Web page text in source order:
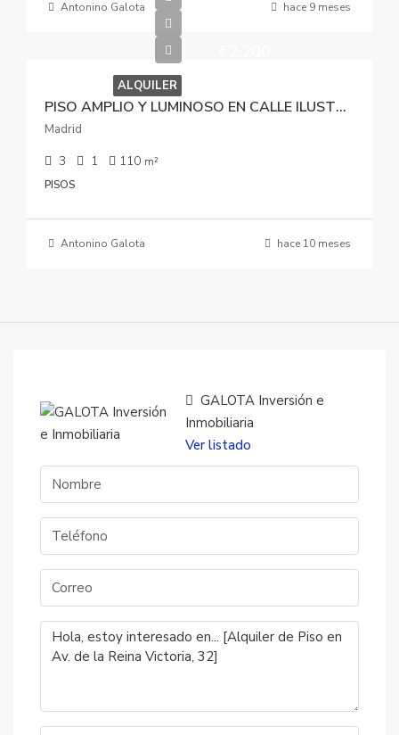
Antonino Galota hace 9 meses
ALQUILER
PISO AMPLIO Y LUMINOSO EN CALLE ILUSTRACIÓN
Madrid
3 1 110 m²
PISOS
Antonino Galota hace 10 meses
GALOTA Inversión e
Inmobiliaria
Ver listado